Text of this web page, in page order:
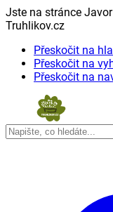
Jste na stránce
Truhlikov.cz
Přeskočit na
Přeskočit na
Přeskočit na